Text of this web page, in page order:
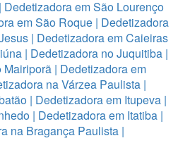
Dedetizadora em São Lourenço
em São Roque | Dedetizadora
| Dedetizadora em Caieiras
| Dedetizadora no Juquitiba|
Mairiporã| Dedetizadora em
na Várzea Paulista |
| Dedetizadora em Itupeva|
| Dedetizadora em Itatiba|
na Bragança Paulista|